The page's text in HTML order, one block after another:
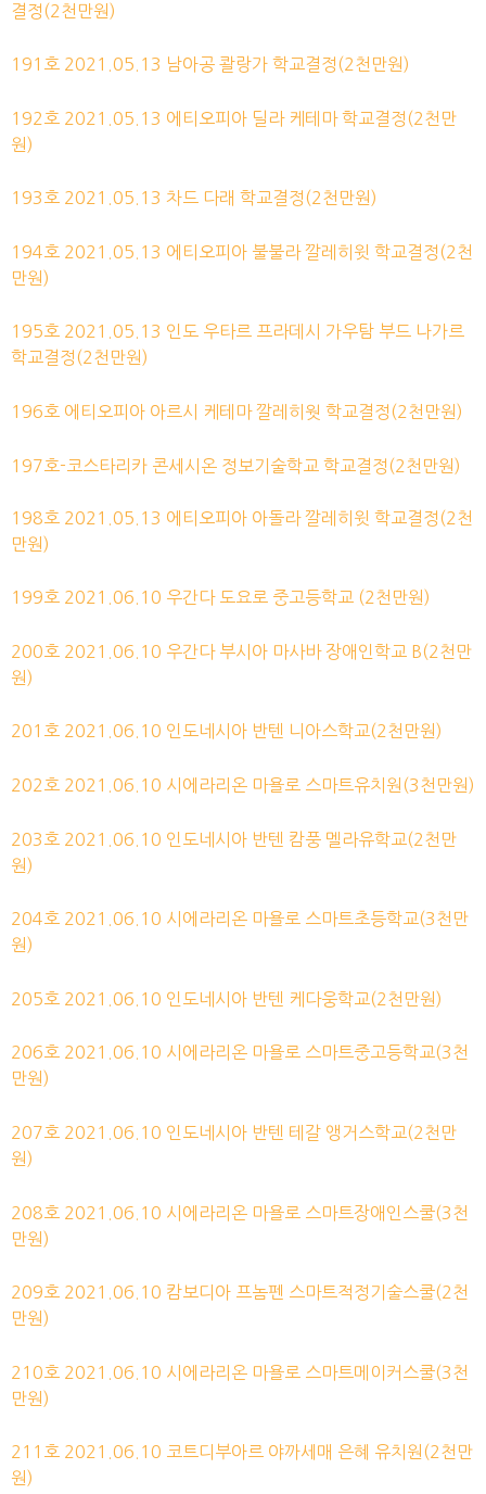
결정(2천만원)
191호 2021.05.13 남아공 콸랑가 학교결정(2천만원)
192호 2021.05.13 에티오피아 딜라 케테마 학교결정(2천만
원)
193호 2021.05.13 차드 다래 학교결정(2천만원)
194호 2021.05.13 에티오피아 불불라 깔레히윗 학교결정(2천
만원)
195호 2021.05.13 인도 우타르 프라데시 가우탐 부드 나가르
학교결정(2천만원)
196호 에티오피아 아르시 케테마 깔레히웟 학교결정(2천만원)
197호-코스타리카 콘세시온 정보기술학교 학교결정(2천만원)
198호 2021.05.13 에티오피아 아돌라 깔레히윗 학교결정(2천
만원)
199호 2021.06.10 우간다 도요로 중고등학교 (2천만원)
200호 2021.06.10 우간다 부시아 마사바 장애인학교 B(2천만
원)
201호 2021.06.10 인도네시아 반텐 니아스학교(2천만원)
202호 2021.06.10 시에라리온 마욜로 스마트유치원(3천만원)
203호 2021.06.10 인도네시아 반텐 캄풍 멜라유학교(2천만
원)
204호 2021.06.10 시에라리온 마욜로 스마트초등학교(3천만
원)
205호 2021.06.10 인도네시아 반텐 케다웅학교(2천만원)
206호 2021.06.10 시에라리온 마욜로 스마트중고등학교(3천
만원)
207호 2021.06.10 인도네시아 반텐 테갈 앵거스학교(2천만
원)
208호 2021.06.10 시에라리온 마욜로 스마트장애인스쿨(3천
만원)
209호 2021.06.10 캄보디아 프놈펜 스마트적정기술스쿨(2천
만원)
210호 2021.06.10 시에라리온 마욜로 스마트메이커스쿨(3천
만원)
211호 2021.06.10 코트디부아르 야까세매 은혜 유치원(2천만
원)